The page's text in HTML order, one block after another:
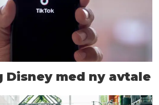
Disney med ny avtale